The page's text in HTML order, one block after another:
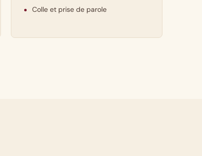
Colle et prise de parole